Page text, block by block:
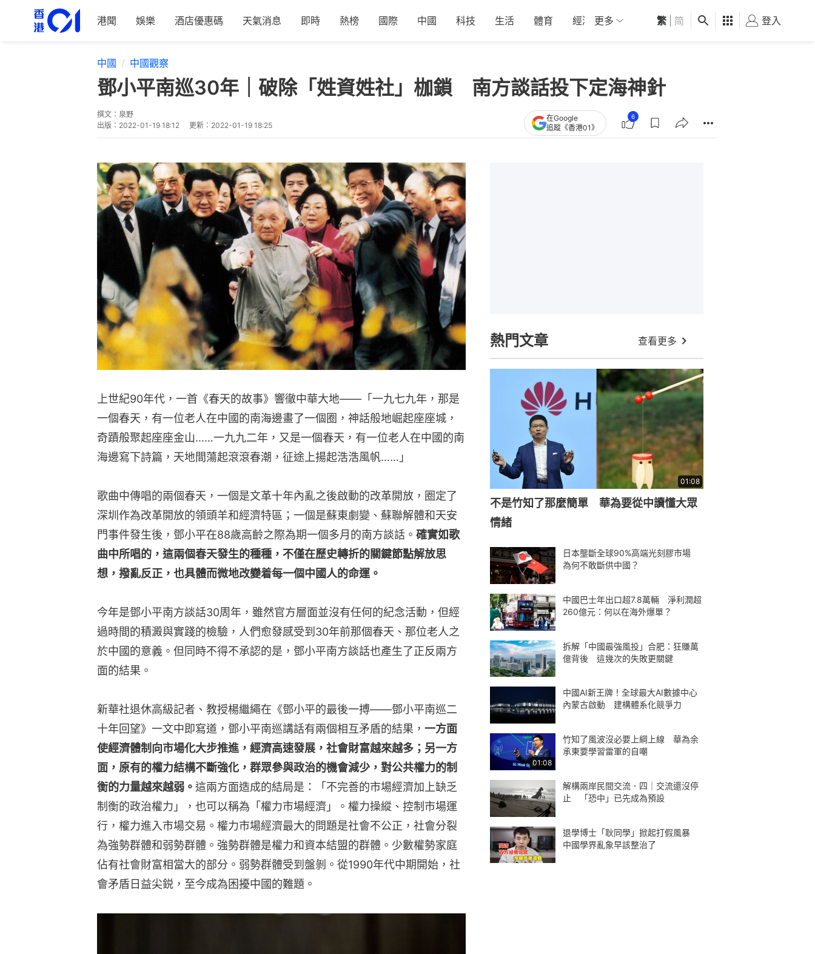
港聞 娛樂 酒店優惠碼 天氣消息 即時 熱榜 國際 中國 科技 生活 體育 經濟 01深圳 觀點 健康 好食玩飛
更多 繁 简 登入
中國 中國觀察
鄧小平南巡30年｜破除「姓資姓社」枷鎖 南方談話投下定海神針
撰文： 泉野
出版： 2022-01-19 18:12 更新： 2022-01-19 18:25
在Google
追蹤《香港01》
6
上世紀90年代，一首《春天的故事》響徹中華大地——「一九七九年，那是
一個春天，有一位老人在中國的南海邊畫了一個圈，神話般地崛起座座城，
奇蹟般聚起座座金山……一九九二年，又是一個春天，有一位老人在中國的南
海邊寫下詩篇，天地間蕩起滾滾春潮，征途上揚起浩浩風帆……」
歌曲中傳唱的兩個春天，一個是文革十年內亂之後啟動的改革開放，圈定了
深圳作為改革開放的領頭羊和經濟特區；一個是蘇東劇變、蘇聯解體和天安
門事件發生後，鄧小平在88歲高齡之際為期一個多月的南方談話。 確實如歌
曲中所唱的，這兩個春天發生的種種，不僅在歷史轉折的關鍵節點解放思
想，撥亂反正，也具體而微地改變着每一個中國人的命運。
今年是鄧小平南方談話30周年，雖然官方層面並沒有任何的紀念活動，但經
過時間的積澱與實踐的檢驗，人們愈發感受到30年前那個春天、那位老人之
於中國的意義。但同時不得不承認的是，鄧小平南方談話也產生了正反兩方
面的結果。
新華社退休高級記者、教授楊繼繩在《鄧小平的最後一搏——鄧小平南巡二
十年回望》一文中即寫道，鄧小平南巡講話有兩個相互矛盾的結果， 一方面
使經濟體制向市場化大步推進，經濟高速發展，社會財富越來越多；另一方
面，原有的權力結構不斷強化，群眾參與政治的機會減少，對公共權力的制
衡的力量越來越弱。 這兩方面造成的結局是：「不完善的市場經濟加上缺乏
制衡的政治權力」，也可以稱為「權力市場經濟」。權力操縱、控制市場運
行，權力進入市場交易。權力市場經濟最大的問題是社會不公正，社會分裂
為強勢群體和弱勢群體。強勢群體是權力和資本結盟的群體。少數權勢家庭
佔有社會財富相當大的部分。弱勢群體受到盤剝。從1990年代中期開始，社
會矛盾日益尖鋭，至今成為困擾中國的難題。
熱門文章 查看更多
01:08
不是竹知了那麼簡單 華為要從中讀懂大眾
情緒
日本壟斷全球90%高端光刻膠市場
為何不敢斷供中國？
中國巴士年出口超7.8萬輛 淨利潤超
260億元：何以在海外爆單？
拆解「中國最強風投」合肥：狂賺萬
億背後 這幾次的失敗更關鍵
中國AI新王牌！全球最大AI數據中心
內蒙古啟動 建構體系化競爭力
01:08
竹知了風波沒必要上綱上線 華為余
承東要學習雷軍的自嘲
解構兩岸民間交流．四｜交流還沒停
止 「恐中」已先成為預設
退學博士「耿同學」掀起打假風暴
中國學界亂象早該整治了